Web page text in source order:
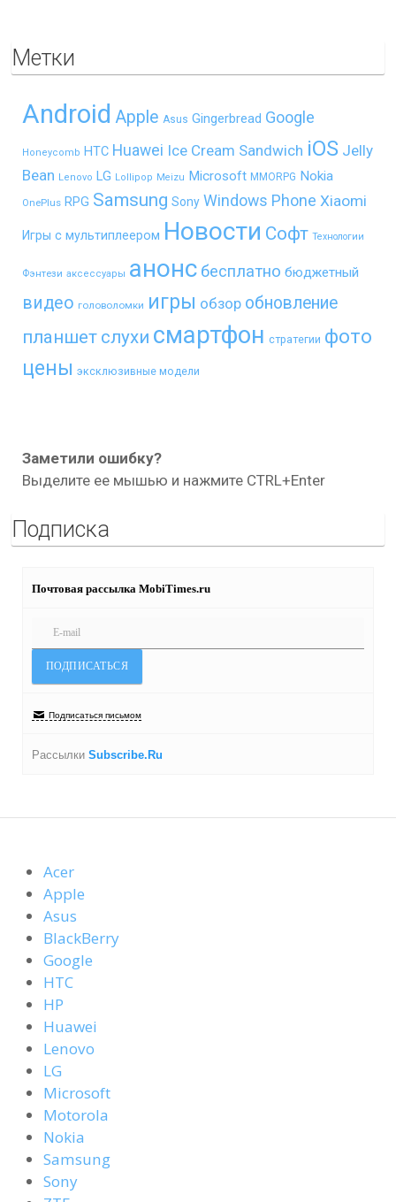
Метки
Android Apple Asus Gingerbread Google
Honeycomb HTC Huawei Ice Cream Sandwich iOS Jelly
Bean Lenovo LG Lollipop Meizu Microsoft MMORPG Nokia
OnePlus RPG Samsung Sony Windows Phone Xiaomi
Игры с мультиплеером Новости Софт Технологии
Фэнтези аксессуары анонс бесплатно бюджетный
видео головоломки игры обзор обновление
планшет слухи смартфон стратегии фото
цены эксклюзивные модели
Заметили ошибку?
Выделите ее мышью и нажмите CTRL+Enter
Подписка
Почтовая рассылка MobiTimes.ru
Подписаться письмом
Рассылки Subscribe.Ru
Acer
Apple
Asus
BlackBerry
Google
HTC
HP
Huawei
Lenovo
LG
Microsoft
Motorola
Nokia
Samsung
Sony